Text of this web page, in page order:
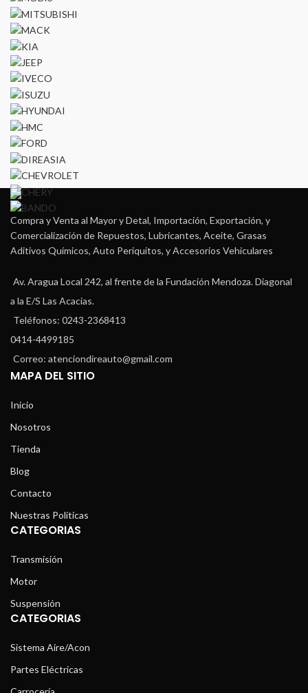
Compra y Venta al Mayor y Detal, Importación, Exportación, y
Comercialización de Repuestos, Lubricantes, Aceite, Grasas
Aditivos Químicos, Auto Periquitos, y Accesorios Vehiculares
Av. Aragua Local 242, al frente de la Fundación Mendoza. Diagonal
a la E/S Las Acacias.
Teléfonos: 0243-2368413
0414-4499185
Correo: atenciondireauto@gmail.com
MAPA DEL SITIO
Inicio
Nosotros
Tienda
Blog
Contacto
Nuestras Políticas
CATEGORIAS
Transmisión
Motor
Suspensión
CATEGORIAS
Sistema Aire/Acon
Partes Eléctricas